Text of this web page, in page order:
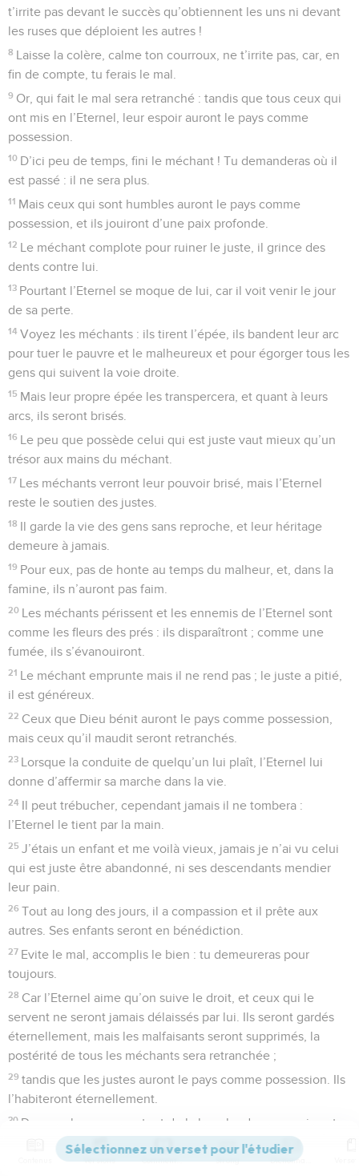
t’irrite pas devant le succès qu’obtiennent les uns ni devant
les ruses que déploient les autres !
8 Laisse la colère, calme ton courroux, ne t’irrite pas, car, en
fin de compte, tu ferais le mal.
9 Or, qui fait le mal sera retranché : tandis que tous ceux qui
ont mis en l’Eternel, leur espoir auront le pays comme
possession.
10 D’ici peu de temps, fini le méchant ! Tu demanderas où il
est passé : il ne sera plus.
11 Mais ceux qui sont humbles auront le pays comme
possession, et ils jouiront d’une paix profonde.
12 Le méchant complote pour ruiner le juste, il grince des
dents contre lui.
13 Pourtant l’Eternel se moque de lui, car il voit venir le jour
de sa perte.
14 Voyez les méchants : ils tirent l’épée, ils bandent leur arc
pour tuer le pauvre et le malheureux et pour égorger tous les
gens qui suivent la voie droite.
15 Mais leur propre épée les transpercera, et quant à leurs
arcs, ils seront brisés.
16 Le peu que possède celui qui est juste vaut mieux qu’un
trésor aux mains du méchant.
17 Les méchants verront leur pouvoir brisé, mais l’Eternel
reste le soutien des justes.
18 Il garde la vie des gens sans reproche, et leur héritage
demeure à jamais.
19 Pour eux, pas de honte au temps du malheur, et, dans la
famine, ils n’auront pas faim.
20 Les méchants périssent et les ennemis de l’Eternel sont
comme les fleurs des prés : ils disparaîtront ; comme une
fumée, ils s’évanouiront.
21 Le méchant emprunte mais il ne rend pas ; le juste a pitié,
il est généreux.
22 Ceux que Dieu bénit auront le pays comme possession,
mais ceux qu’il maudit seront retranchés.
23 Lorsque la conduite de quelqu’un lui plaît, l’Eternel lui
donne d’affermir sa marche dans la vie.
24 Il peut trébucher, cependant jamais il ne tombera :
l’Eternel le tient par la main.
25 J’étais un enfant et me voilà vieux, jamais je n’ai vu celui
qui est juste être abandonné, ni ses descendants mendier
leur pain.
26 Tout au long des jours, il a compassion et il prête aux
autres. Ses enfants seront en bénédiction.
27 Evite le mal, accomplis le bien : tu demeureras pour
toujours.
28 Car l’Eternel aime qu’on suive le droit, et ceux qui le
servent ne seront jamais délaissés par lui. Ils seront gardés
éternellement, mais les malfaisants seront supprimés, la
postérité de tous les méchants sera retranchée ;
29 tandis que les justes auront le pays comme possession. Ils
l’habiteront éternellement.
30 Des paroles sages sortent de la bouche de ceux qui sont
justes, et leur langue parle, selon la droiture.
La Loi de leur Dieu, gravée dans leur cœur, les garde à
Versions Commentaires Strong